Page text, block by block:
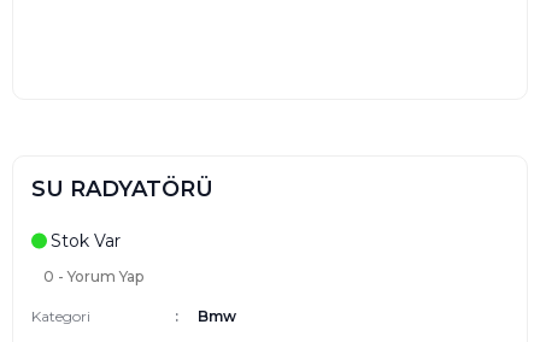
SU RADYATÖRÜ
Stok Var
0 - Yorum Yap
Kategori
Bmw